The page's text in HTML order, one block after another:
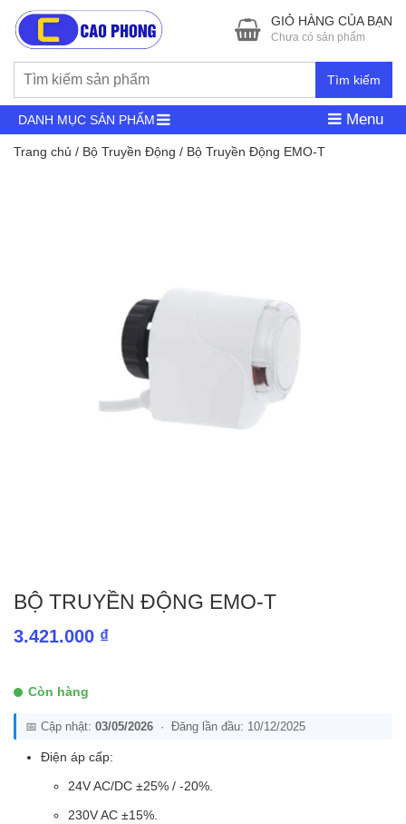
Tìm kiếm
GIỎ HÀNG CỦA BẠN
Chưa có sản phẩm
DANH MỤC SẢN PHẨM Menu
Trang chủ / Bộ Truyền Động / Bộ Truyền Động EMO-T
BỘ TRUYỀN ĐỘNG EMO-T
3.421.000 ₫
Còn hàng
📅 Cập nhật: 03/05/2026 · Đăng lần đầu: 10/12/2025
Điện áp cấp:
24V AC/DC ±25% / -20%.
230V AC ±15%.